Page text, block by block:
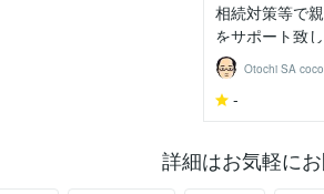
相続対策等で
をサポート致
Otochi SA
-
詳細はお気軽に